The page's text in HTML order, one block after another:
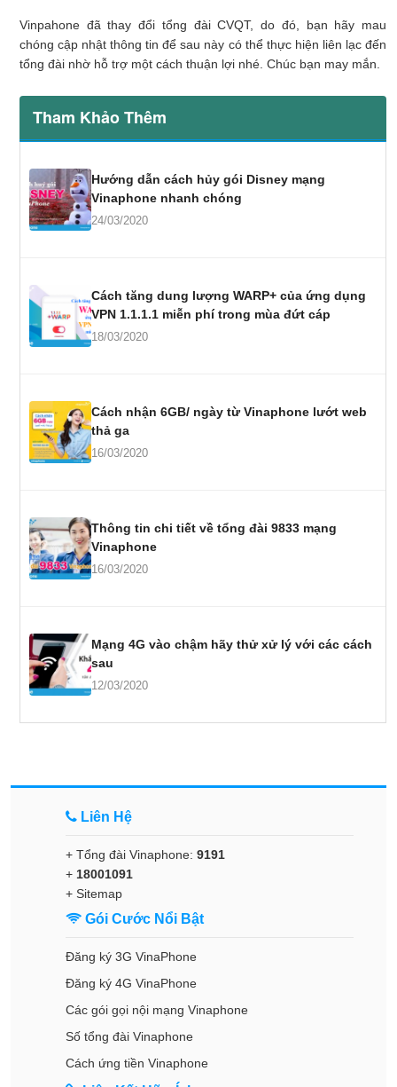
Vinpahone đã thay đổi tổng đài CVQT, do đó, bạn hãy mau
chóng cập nhật thông tin để sau này có thể thực hiện liên lạc đến
tổng đài nhờ hỗ trợ một cách thuận lợi nhé. Chúc bạn may mắn.
Tham Khảo Thêm
Hướng dẫn cách hủy gói Disney mạng
Vinaphone nhanh chóng
24/03/2020
Cách tăng dung lượng WARP+ của ứng dụng
VPN 1.1.1.1 miễn phí trong mùa đứt cáp
18/03/2020
Cách nhận 6GB/ ngày từ Vinaphone lướt web
thả ga
16/03/2020
Thông tin chi tiết về tổng đài 9833 mạng
Vinaphone
16/03/2020
Mạng 4G vào chậm hãy thử xử lý với các cách
sau
12/03/2020
Liên Hệ
+ Tổng đài Vinaphone: 9191
+ 18001091
+ Sitemap
Gói Cước Nổi Bật
Đăng ký 3G VinaPhone
Đăng ký 4G VinaPhone
Các gói gọi nội mạng Vinaphone
Số tổng đài Vinaphone
Cách ứng tiền Vinaphone